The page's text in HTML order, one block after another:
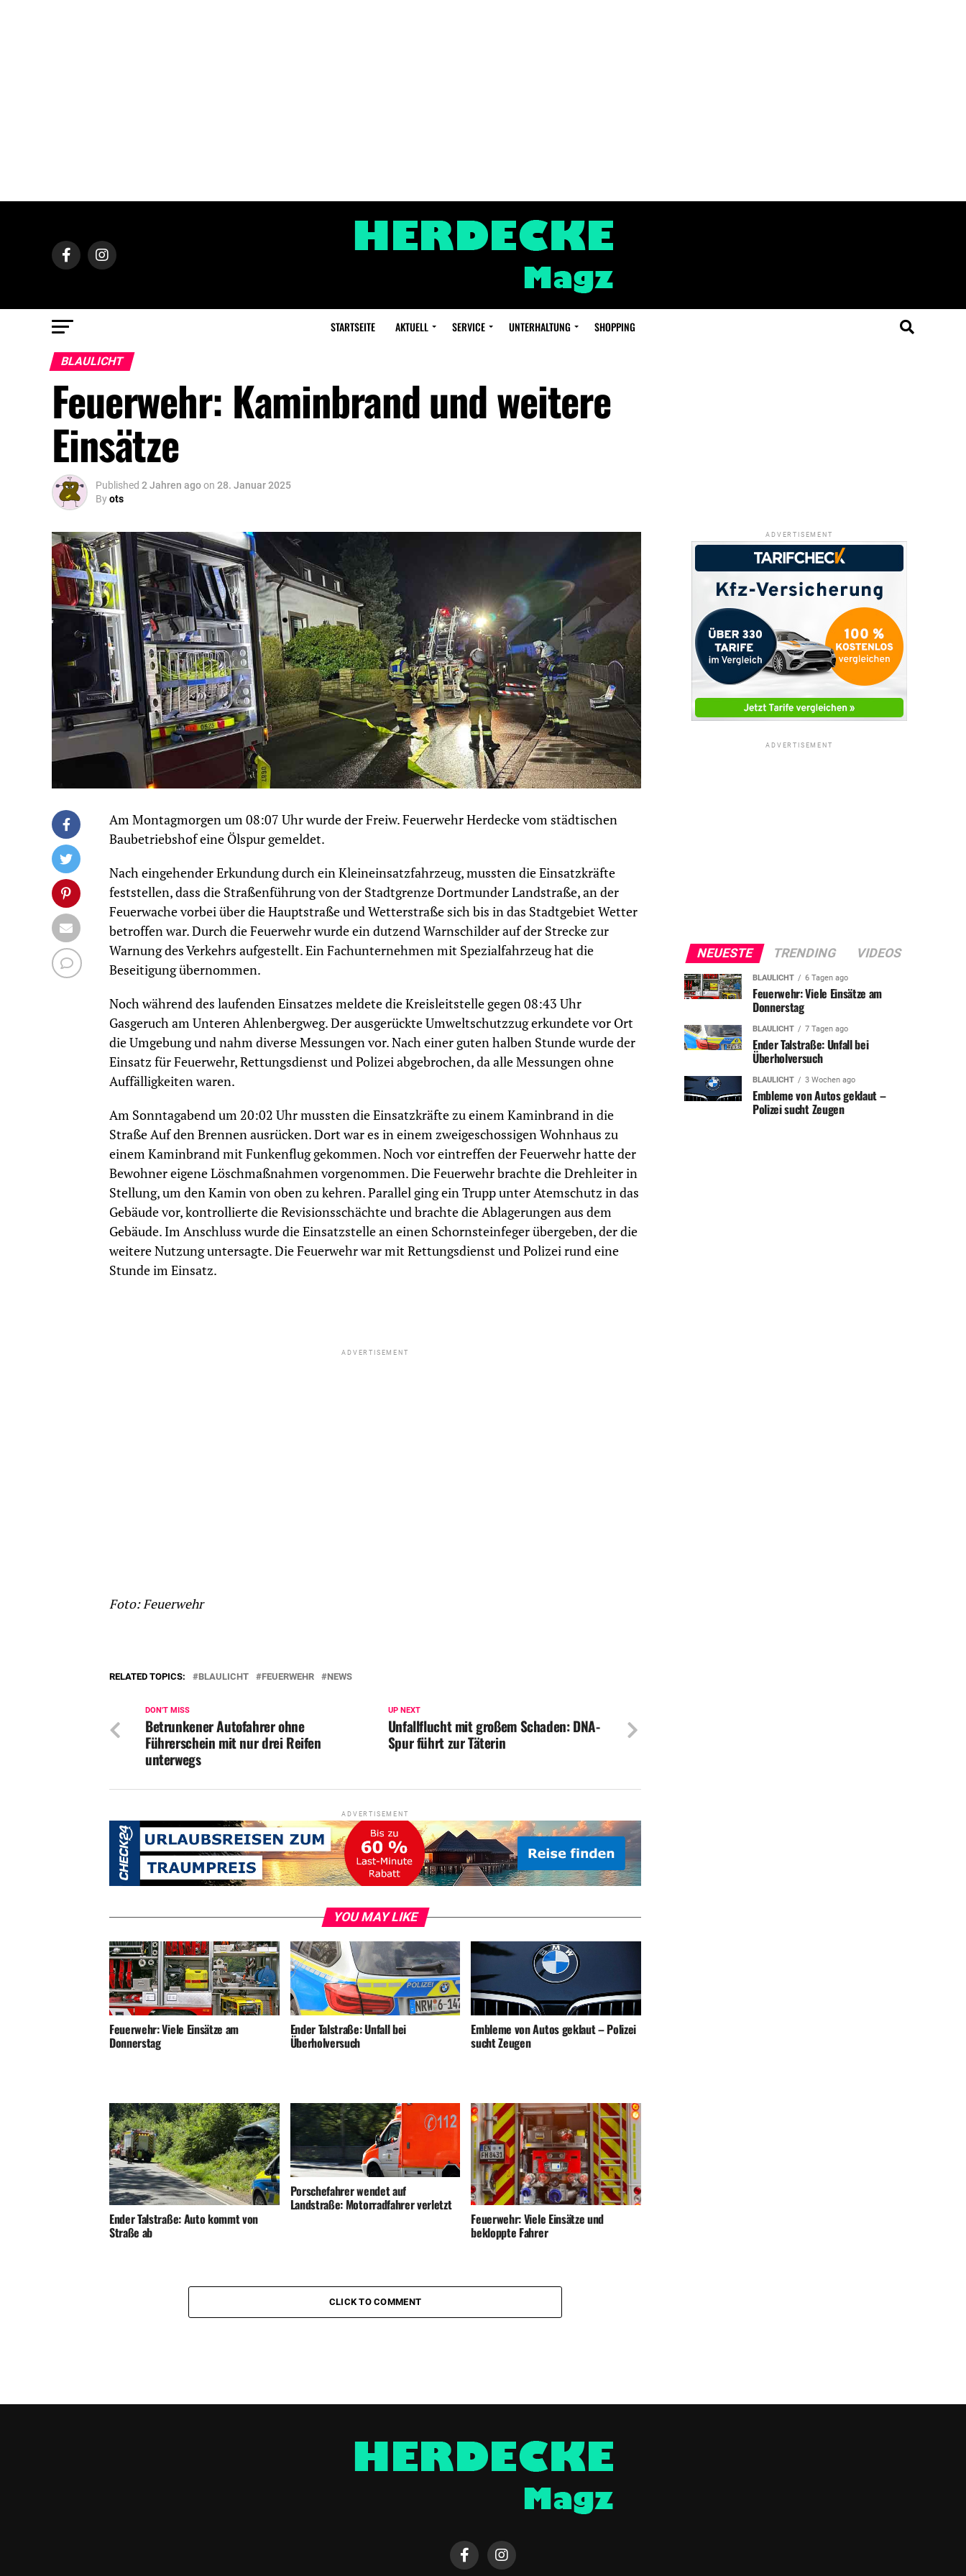
STARTSEITE AKTUELL SERVICE UNTERHALTUNG SHOPPING
BLAULICHT
Feuerwehr: Kaminbrand und weitere
Einsätze
Published 2 Jahren agoon 28. Januar 2025
Byots
Am Montagmorgen um 08:07 Uhr wurde der Freiw. Feuerwehr Herdecke vom städtischen
Baubetriebshof eine Ölspur gemeldet.
Nach eingehender Erkundung durch ein Kleineinsatzfahrzeug, mussten die Einsatzkräfte
feststellen, dass die Straßenführung von der Stadtgrenze Dortmunder Landstraße, an der
Feuerwache vorbei über die Hauptstraße und Wetterstraße sich bis in das Stadtgebiet Wetter
betroffen war. Durch die Feuerwehr wurde ein dutzend Warnschilder auf der Strecke zur
Warnung des Verkehrs aufgestellt. Ein Fachunternehmen mit Spezialfahrzeug hat die
Beseitigung übernommen.
Noch während des laufenden Einsatzes meldete die Kreisleitstelle gegen 08:43 Uhr
Gasgeruch am Unteren Ahlenbergweg. Der ausgerückte Umweltschutzzug erkundete vor Ort
die Umgebung und nahm diverse Messungen vor. Nach einer guten halben Stunde wurde der
Einsatz für Feuerwehr, Rettungsdienst und Polizei abgebrochen, da alle Messungen ohne
Auffälligkeiten waren.
Am Sonntagabend um 20:02 Uhr mussten die Einsatzkräfte zu einem Kaminbrand in die
Straße Auf den Brennen ausrücken. Dort war es in einem zweigeschossigen Wohnhaus zu
einem Kaminbrand mit Funkenflug gekommen. Noch vor eintreffen der Feuerwehr hatte der
Bewohner eigene Löschmaßnahmen vorgenommen. Die Feuerwehr brachte die Drehleiter in
Stellung, um den Kamin von oben zu kehren. Parallel ging ein Trupp unter Atemschutz in das
Gebäude vor, kontrollierte die Revisionsschächte und brachte die Ablagerungen aus dem
Gebäude. Im Anschluss wurde die Einsatzstelle an einen Schornsteinfeger übergeben, der die
weitere Nutzung untersagte. Die Feuerwehr war mit Rettungsdienst und Polizei rund eine
Stunde im Einsatz.
ADVERTISEMENT
Foto: Feuerwehr
RELATED TOPICS: BLAULICHT FEUERWEHR NEWS
UP NEXT
Unfallflucht mit großem Schaden: DNA-
Spur führt zur Täterin
DON'T MISS
Betrunkener Autofahrer ohne
Führerschein mit nur drei Reifen
unterwegs
ADVERTISEMENT
YOU MAY LIKE
Feuerwehr: Viele Einsätze am
Donnerstag
Ender Talstraße: Unfall bei
Überholversuch
Embleme von Autos geklaut – Polizei
sucht Zeugen
Ender Talstraße: Auto kommt von
Straße ab
Porschefahrer wendet auf
Landstraße: Motorradfahrer verletzt
Feuerwehr: Viele Einsätze und
bekloppte Fahrer
CLICK TO COMMENT
ADVERTISEMENT
ADVERTISEMENT
NEUESTE TRENDING VIDEOS
BLAULICHT 6 Tagen ago
Feuerwehr: Viele Einsätze am
Donnerstag
BLAULICHT 7 Tagen ago
Ender Talstraße: Unfall bei
Überholversuch
BLAULICHT 3 Wochen ago
Embleme von Autos geklaut –
Polizei sucht Zeugen